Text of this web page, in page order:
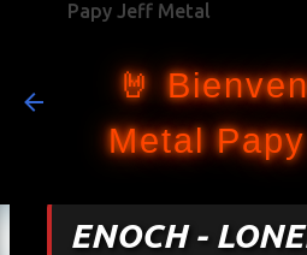
Papy Jeff Metal
🤘
Metal
ENOCH -